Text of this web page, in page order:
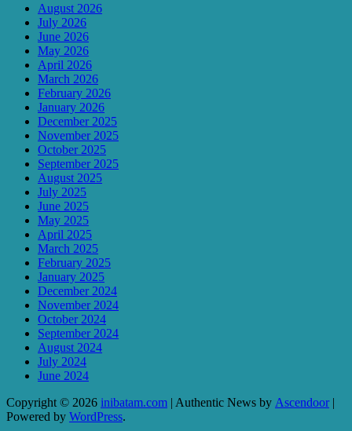
August 2026
July 2026
June 2026
May 2026
April 2026
March 2026
February 2026
January 2026
December 2025
November 2025
October 2025
September 2025
August 2025
July 2025
June 2025
May 2025
April 2025
March 2025
February 2025
January 2025
December 2024
November 2024
October 2024
September 2024
August 2024
July 2024
June 2024
Copyright © 2026 inibatam.com | Authentic News by Ascendoor|
Powered by WordPress.